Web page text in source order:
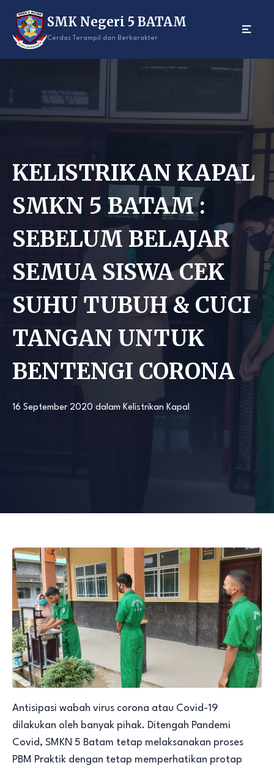
content
SMK Negeri 5 BATAM
Cerdas Terampil dan Berkarakter
KELISTRIKAN KAPAL
SMKN 5 BATAM :
SEBELUM BELAJAR
SEMUA SISWA CEK
SUHU TUBUH & CUCI
TANGAN UNTUK
BENTENGI CORONA
16 September 2020 dalam Kelistrikan Kapal
Antisipasi wabah virus corona atau Covid-19
dilakukan oleh banyak pihak. Ditengah Pandemi
Covid, SMKN 5 Batam tetap melaksanakan proses
PBM Praktik dengan tetap memperhatikan protap